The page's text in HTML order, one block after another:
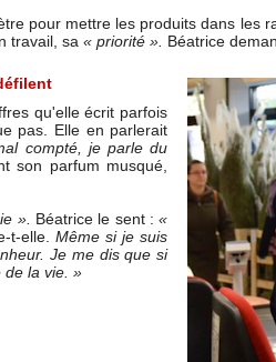
pour mettre les produits dans les
travail, sa « priorité ». Béatrice
qu'elle écrit parfois
pas. Elle en parlerait
compté, je parle du
son parfum musqué,
». Béatrice le sent :«
t-elle.Même si je suis
Je me dis que si
de la vie. »